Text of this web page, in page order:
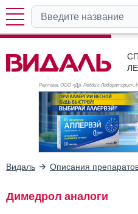
Реклама. ООО «Др. Редди’с Лабораторис»,
Видаль Описания
Димедрол аналоги